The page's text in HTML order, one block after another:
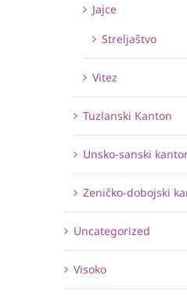
Jajce
Streljaštvo
Vitez
Tuzlanski Kanton
Unsko-sanski
Zeničko-dobojski
Uncategorized
Visoko